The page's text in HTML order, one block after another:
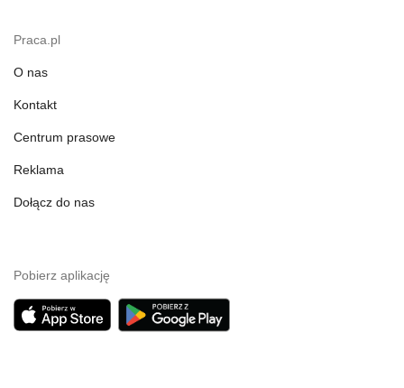
Praca.pl
O nas
Kontakt
Centrum prasowe
Reklama
Dołącz do nas
Pobierz aplikację